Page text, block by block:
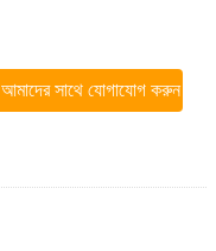
আমাদের সাথে যোগাযোগ করুন